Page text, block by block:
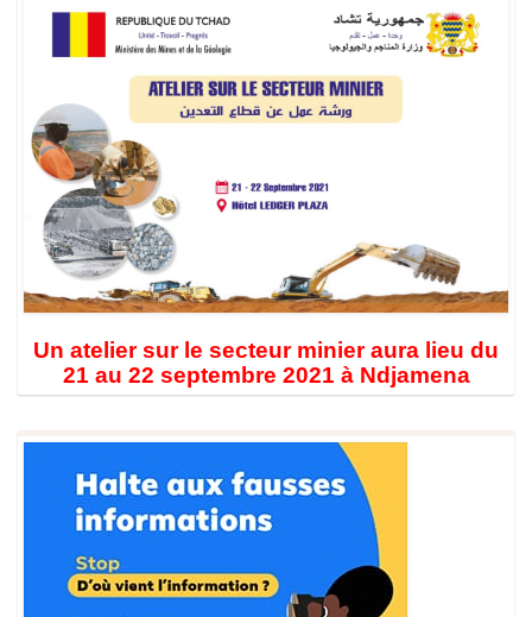
Un atelier sur le secteur minier aura lieu du
21 au 22 septembre 2021 à Ndjamena